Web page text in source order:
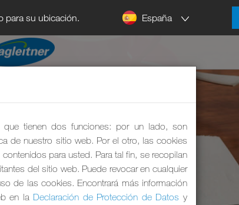
para su ubicación. España
que tienen dos funciones: por un lado, son
de nuestro sitio web. Por el otro, las cookies
para usted. Para tal fin, se recopilan
del sitio web. Puede revocar en cualquier
de las cookies. Encontrará más información
en la Declaración de Protección de Datos y